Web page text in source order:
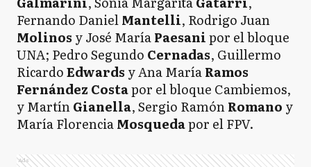
Fernando DanielMantelli, Rodrigo Juan
Molinos y José MaríaPaesanipor el bloque
UNA; Pedro Segundo Cernadas, Guillermo
RicardoEdwards y Ana MaríaRamos
Fernández Costapor el bloque Cambiemos,
y MartínGianella, Sergio RamónRomano y
María FlorenciaMosquedapor el FPV.
Ads